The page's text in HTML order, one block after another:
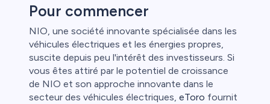
Pour commencer
NIO, une société innovante spécialisée dans les
véhicules électriques et les énergies propres,
suscite depuis peu l'intérêt des investisseurs. Si
vous êtes attiré par le potentiel de croissance
de NIO et son approche innovante dans le
secteur des véhicules électriques, eToro fournit